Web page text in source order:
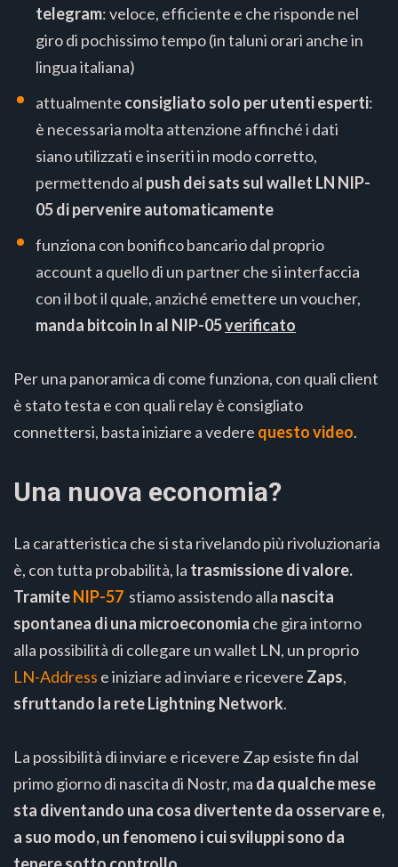
telegram: veloce, efficiente e che risponde nel
giro di pochissimo tempo (in taluni orari anche in
lingua italiana)
attualmente consigliato solo per utenti esperti:
è necessaria molta attenzione affinché i dati
siano utilizzati e inseriti in modo corretto,
permettendo al push dei sats sul wallet LN NIP-
05 di pervenire automaticamente
funziona con bonifico bancario dal proprio
account a quello di un partner che si interfaccia
con il bot il quale, anziché emettere un voucher,
manda bitcoin ln al NIP-05verificato
Per una panoramica di come funziona, con quali client
è stato testa e con quali relay è consigliato
connettersi, basta iniziare a vedere questo video.
Una nuova economia?
La caratteristica che si sta rivelando più rivoluzionaria
è, con tutta probabilità, la trasmissione di valore.
TramiteNIP-57 stiamo assistendo alla nascita
spontanea di una microeconomia che gira intorno
alla possibilità di collegare un wallet LN, un proprio
LN-Address e iniziare ad inviare e ricevere Zaps,
sfruttando la rete Lightning Network.
La possibilità di inviare e ricevere Zap esiste fin dal
primo giorno di nascita di Nostr, ma da qualche mese
sta diventando una cosa divertente da osservare e,
a suo modo, un fenomeno i cui sviluppi sono da